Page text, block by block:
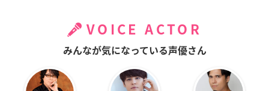
VOICE ACTOR
みんなが気になっている声優さん